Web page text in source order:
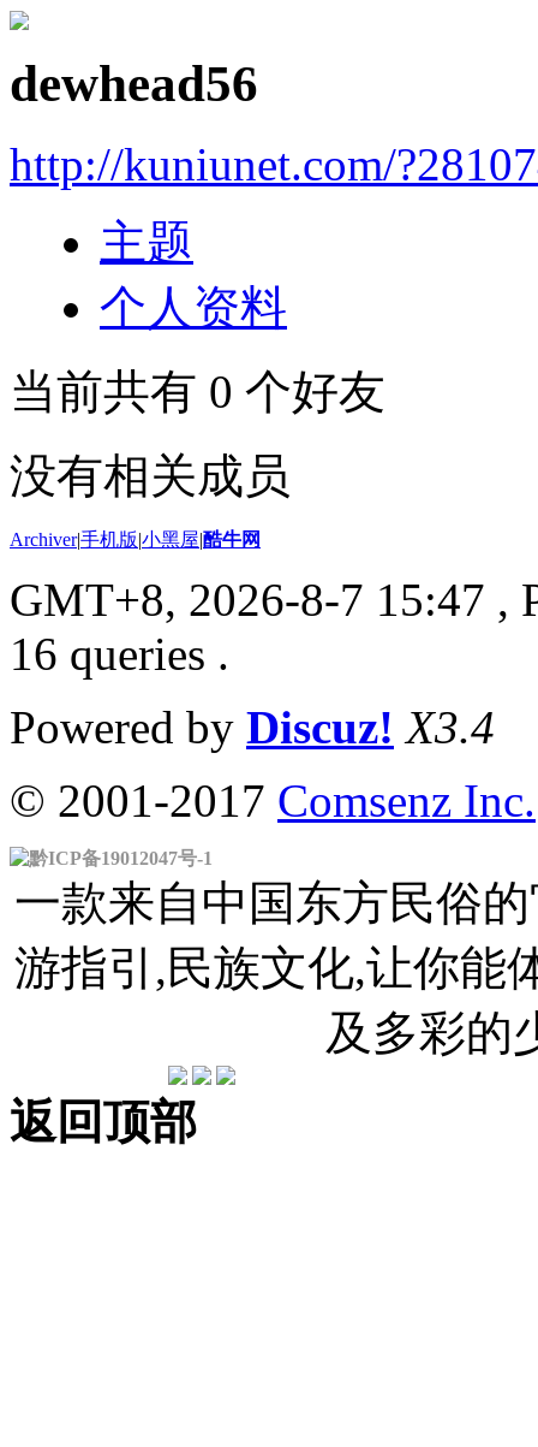
dewhead56
http://kuniunet.com/
主题
个人资料
当前共有 0 个好友
没有相关成员
Archiver|手机版|小黑屋|酷牛网
GMT+8, 2026-8-7 15:47 ,
16 queries .
Powered by Discuz! X3.4
© 2001-2017 Comsenz Inc.
黔ICP备19012047号-1
一款来自中国东方民俗
游指引,民族文化,让你能
及多彩的
返回顶部